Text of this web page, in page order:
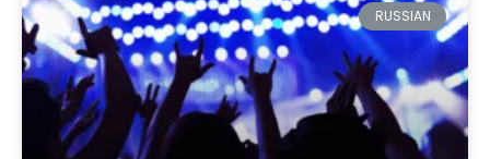
RUSSIAN